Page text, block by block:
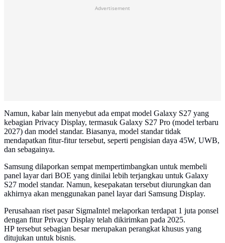
Advertisement
Namun, kabar lain menyebut ada empat model Galaxy S27 yang
kebagian Privacy Display, termasuk Galaxy S27 Pro (model terbaru
2027) dan model standar. Biasanya, model standar tidak
mendapatkan fitur-fitur tersebut, seperti pengisian daya 45W, UWB,
dan sebagainya.
Samsung dilaporkan sempat mempertimbangkan untuk membeli
panel layar dari BOE yang dinilai lebih terjangkau untuk Galaxy
S27 model standar. Namun, kesepakatan tersebut diurungkan dan
akhirnya akan menggunakan panel layar dari Samsung Display.
Perusahaan riset pasar SigmaIntel melaporkan terdapat 1 juta ponsel
dengan fitur Privacy Display telah dikirimkan pada 2025.
HP tersebut sebagian besar merupakan perangkat khusus yang
ditujukan untuk bisnis.